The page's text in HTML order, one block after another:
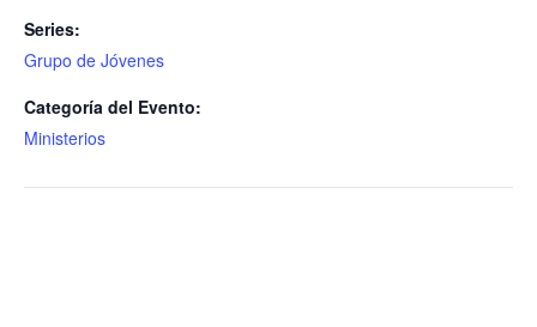
Series:
Grupo de Jóvenes
Categoría del Evento:
Ministerios